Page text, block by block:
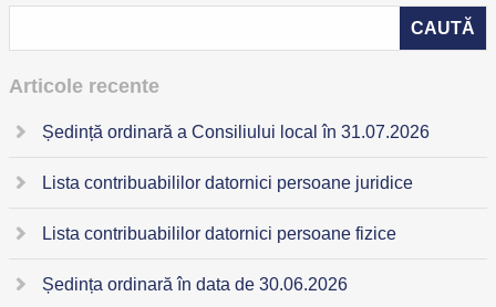
Articole recente
Ședință ordinară a Consiliului local în 31.07.2026
Lista contribuabililor datornici persoane juridice
Lista contribuabililor datornici persoane fizice
Ședința ordinară în data de 30.06.2026